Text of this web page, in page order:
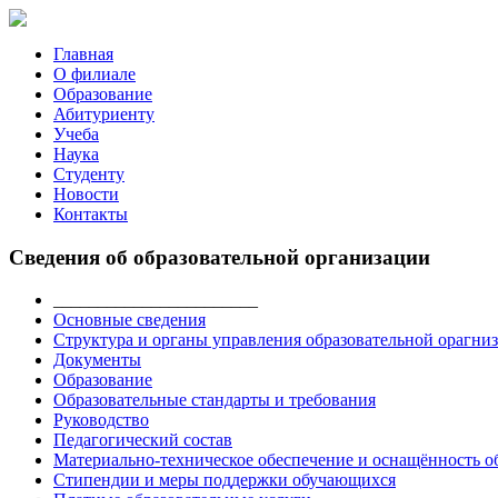
Главная
О филиале
Образование
Абитуриенту
Учеба
Наука
Студенту
Новости
Контакты
Сведения об образовательной организации
Основные сведения
Структура и органы управления образовательной
Документы
Образование
Образовательные стандарты и требования
Руководство
Педагогический состав
Материально-техническое обеспечение и оснащённость
Стипендии и меры поддержки обучающихся